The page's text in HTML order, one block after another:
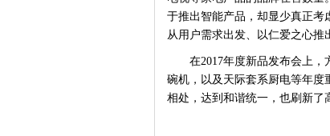
于推出智能产品，却显少真正考
从用户需求出发、以仁爱之心推
在2017年度新品发布会上
碗机，以及天际套系厨电等年度
相处，达到和谐统一，也刷新了